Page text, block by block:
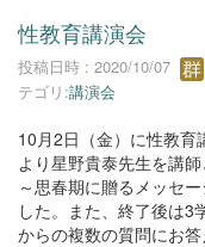
性教育講演会
投稿日時 : 2020/10/07
テゴリ:講演会
10月2日（金）に性教育
より星野貴泰先生を講
～思春期に贈るメッセ
した。また、終了後は3
からの複数の質問にお答